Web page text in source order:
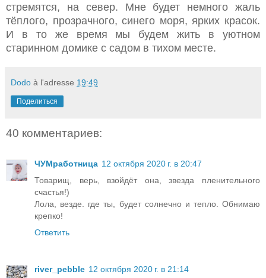
стремятся, на север. Мне будет немного жаль
тёплого, прозрачного, синего моря, ярких красок.
И в то же время мы будем жить в уютном
старинном домике с садом в тихом месте.
Dodo à l'adresse 19:49
Поделиться
40 комментариев:
ЧУМработница 12 октября 2020 г. в 20:47
Товарищ, верь, взойдёт она, звезда пленительного
счастья!)
Лола, везде. где ты, будет солнечно и тепло. Обнимаю
крепко!
Ответить
river_pebble 12 октября 2020 г. в 21:14